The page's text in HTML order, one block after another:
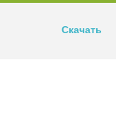
Скачать